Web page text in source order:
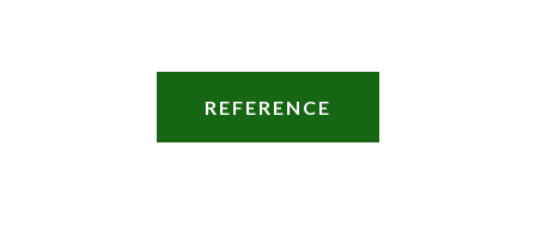
REFERENCE